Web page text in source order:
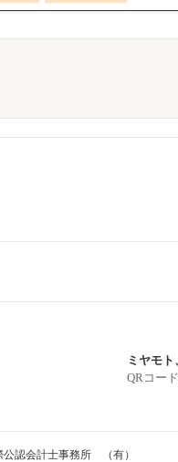
ミヤモ
QRコー
認会計士事務所 （有）